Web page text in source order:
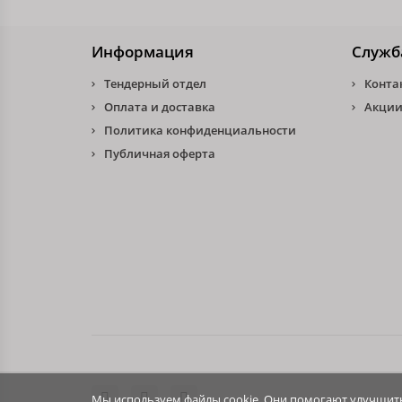
Информация
Тендерный отдел
Оплата и доставка
Политика конфиденциальности
Публичная оферта